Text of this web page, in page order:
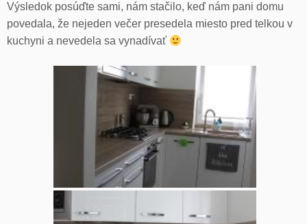
Výsledok posúďte sami, nám stačilo, keď nám pani domu
povedala, že nejeden večer presedela miesto pred telkou v
kuchyni a nevedela sa vynadívať